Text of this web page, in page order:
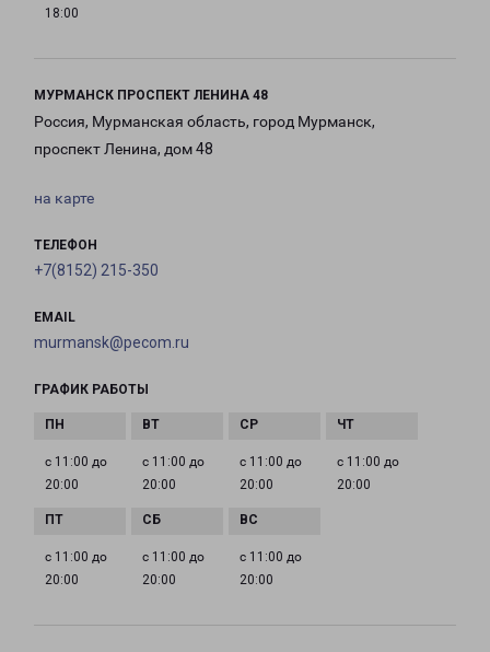
18:00
МУРМАНСК ПРОСПЕКТ ЛЕНИНА 48
Россия, Мурманская область, город Мурманск,
проспект Ленина, дом 48
на карте
ТЕЛЕФОН
+7(8152) 215-350
EMAIL
murmansk@pecom.ru
ГРАФИК РАБОТЫ
с 11:00 до
20:00
с 11:00 до
20:00
с 11:00 до
20:00
с 11:00 до
20:00
с 11:00 до
20:00
с 11:00 до
20:00
с 11:00 до
20:00